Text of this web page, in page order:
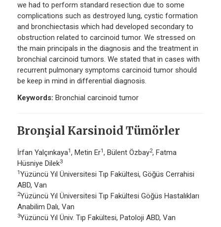
we had to perform standard resection due to some
complications such as destroyed lung, cystic formation
and bronchiectasis which had developed secondary to
obstruction related to carcinoid tumor. We stressed on
the main principals in the diagnosis and the treatment in
bronchial carcinoid tumors. We stated that in cases with
recurrent pulmonary symptoms carcinoid tumor should
be keep in mind in differential diagnosis.
Keywords: Bronchial carcinoid tumor
Bronşial Karsinoid Tümörler
İrfan Yalçınkaya1, Metin Er1, Bülent Özbay2, Fatma
Hüsniye Dilek3
1Yüzüncü Yıl Üniversitesi Tıp Fakültesi, Göğüs Cerrahisi
ABD, Van
2Yüzüncü Yıl Üniversitesi Tıp Fakültesi Göğüs Hastalıkları
Anabilim Dalı, Van
3Yüzüncü Yıl Üniv. Tıp Fakültesi, Patoloji ABD, Van